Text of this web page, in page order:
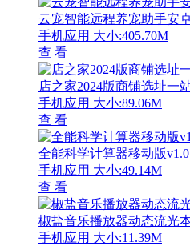
云宠智能远程养宠助手安
手机应用 大小:405.70M
查 看
店之家2024版商铺选址一
手机应用 大小:89.06M
查 看
全能科学计算器移动版
手机应用 大小:49.14M
查 看
椒盐音乐播放器动态流光
手机应用 大小:11.39M